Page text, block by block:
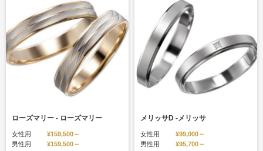
ローズマリー - ローズマリー
女性用
¥159,500～
男性用
¥159,500～
メリッサD -メリッサ
女性用
¥99,000～
男性用
¥95,700～